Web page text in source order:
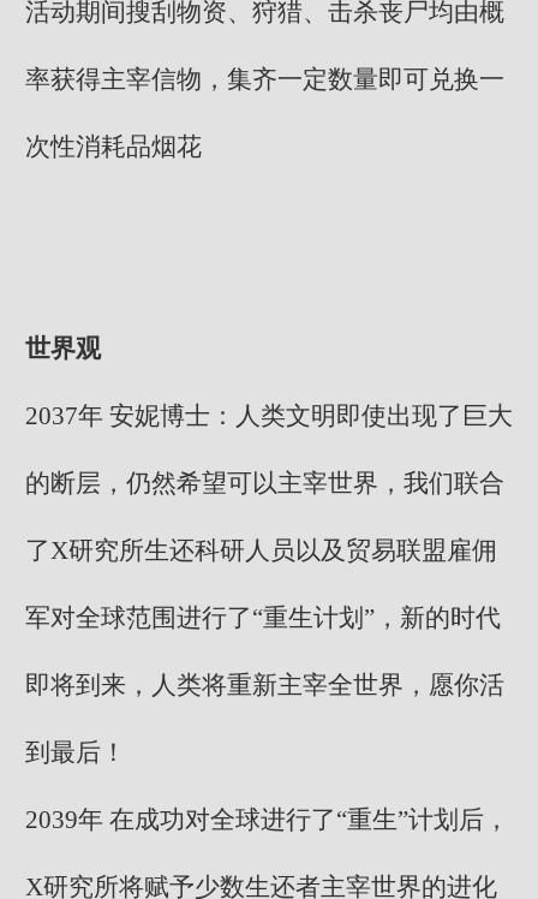
活动期间搜刮物资、狩猎、击杀丧尸均由概
率获得主宰信物，集齐一定数量即可兑换一
次性消耗品烟花
世界观
2037年 安妮博士：人类文明即使出现了巨大
的断层，仍然希望可以主宰世界，我们联合
了X研究所生还科研人员以及贸易联盟雇佣
军对全球范围进行了“重生计划”，新的时代
即将到来，人类将重新主宰全世界，愿你活
到最后！
2039年 在成功对全球进行了“重生”计划后，
X研究所将赋予少数生还者主宰世界的进化